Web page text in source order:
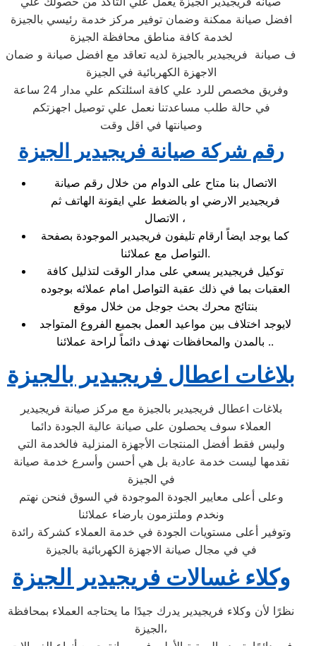
افضل صيانة ممكنة وضمان توفير مركز خدمة رئيسي بالجيزة
لخدمة كافة مناطق محافظة الجيزة
ف صيانة فريجيدير بالجيزة لديه تعاقد مع افضل صيانة و ضمان
الاجهزة الكهربائية في الجيزة
وفريق مخصص للرد علي كافة اسئلتكم علي مدار 24 ساعة
في حالة طلب مساعدتنا نعمل علي توصيل اجهزتكم
وصيانتها في اقل وقت
رقم شركة صيانة فريجيدير الجيزة
الاتصال بنا متاح على الدوام من خلال رقم صيانة
فريجيدير الارضي او بالضغط علي ايقونة الهاتف ثم
الاتصال ،
كما يوجد ايضاً ارقام تليفون فريجيدير الموجودة بصفحة
التواصل مع عملائنا.
توكيل فريجيدير يسعي على مدار الوقت لتذليل كافة
العقبات بما في ذلك عقبة التواصل امام عملائه بوجوده
بنتائج محرك بحث جوجل من خلال موقع
لايوجد اختلاف بين مواعيد العمل بجميع الفروع المتواجد
بالمدن والمحافظات نهدف دائماً لراحة عملائنا ..
بلاغات اعطال فريجيدير بالجيزة
بلاغات اعطال فريجيدير بالجيزة مع مركز صيانة فريجيدير
العملاء سوف يحصلون على صيانة عالية الجودة دائما
وليس فقط أفضل المنتجات الأجهزة المنزلية فالخدمة التي
نقدمها ليست خدمة عادية بل هي أحسن وأسرع خدمة صيانة
في الجيزة
وعلى أعلى معايير الجودة الموجودة في السوق فنحن نهتم
ونخدم وملتزمون بارضاء عملائنا
وتوفير أعلى مستويات الجودة في خدمة العملاء كشركة رائدة
في في مجال صيانة الاجهزة الكهربائية بالجيزة
وكلاء غسالات فريجيدير الجيزة
نظرًا لأن وكلاء فريجيدير يدرك جيدًا ما يحتاجه العملاء بمحافظة
الجيزة،